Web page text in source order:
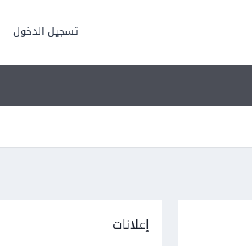
تسجيل الدخول
إعلانات